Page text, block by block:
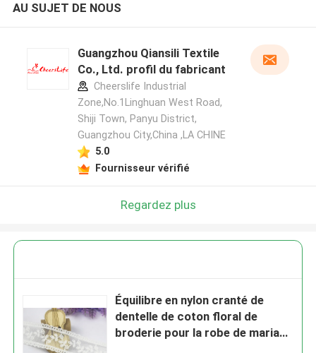
AU SUJET DE NOUS
Guangzhou Qiansili Textile
Co., Ltd. profil du fabricant
Cheerslife Industrial
Zone,No.1Linghuan West Road,
Shiji Town, Panyu District,
Guangzhou City,China ,LA CHINE
5.0
Fournisseur vérifié
Regardez plus
Équilibre en nylon cranté de
dentelle de coton floral de
broderie pour la robe de mariage